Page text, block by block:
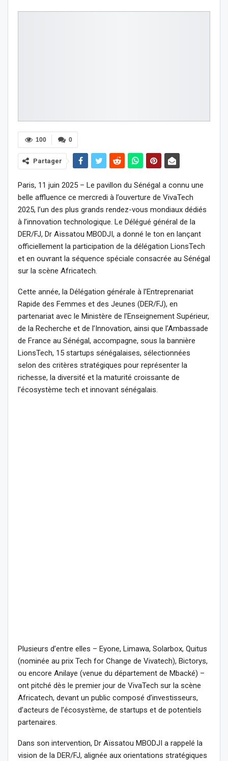
0
100
Partager
Paris, 11 juin 2025 – Le pavillon du Sénégal a connu une
belle affluence ce mercredi à l’ouverture de VivaTech
2025, l’un des plus grands rendez-vous mondiaux dédiés
à l’innovation technologique. Le Délégué général de la
DER/FJ, Dr Aïssatou MBODJI, a donné le ton en lançant
officiellement la participation de la délégation LionsTech
et en ouvrant la séquence spéciale consacrée au Sénégal
sur la scène Africatech.
Cette année, la Délégation générale à l’Entreprenariat
Rapide des Femmes et des Jeunes (DER/FJ), en
partenariat avec le Ministère de l’Enseignement Supérieur,
de la Recherche et de l’Innovation, ainsi que l’Ambassade
de France au Sénégal, accompagne, sous la bannière
LionsTech, 15 startups sénégalaises, sélectionnées
selon des critères stratégiques pour représenter la
richesse, la diversité et la maturité croissante de
l’écosystème tech et innovant sénégalais.
Plusieurs d’entre elles – Eyone, Limawa, Solarbox, Quitus
(nominée au prix Tech for Change de Vivatech), Bictorys,
ou encore Anilaye (venue du département de Mbacké) –
ont pitché dès le premier jour de VivaTech sur la scène
Africatech, devant un public composé d’investisseurs,
d’acteurs de l’écosystème, de startups et de potentiels
partenaires.
Dans son intervention, Dr Aïssatou MBODJI a rappelé la
vision de la DER/FJ, alignée aux orientations stratégiques